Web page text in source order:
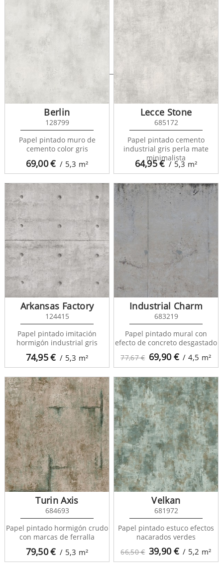
Springfield 677282
69,00€ / 5,3 m²
Berlin
128799
Papel pintado muro de
cemento color gris
64,95€ / 5,3 m²
Lecce Stone
685172
Papel pintado cemento
industrial gris perla mate
minimalista
74,95€ / 5,3 m²
Arkansas Factory
124415
Papel pintado imitación
hormigón industrial gris
77,67 € 69,90€ / 4,5 m²
Industrial Charm
683219
Papel pintado mural con
efecto de concreto desgastado
79,50€ / 5,3 m²
Turin Axis
684693
Papel pintado hormigón crudo
con marcas de ferralla
66,50 € 39,90€ / 5,2 m²
Velkan
681972
Papel pintado estuco efectos
nacarados verdes